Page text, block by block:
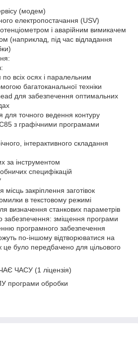
(модем)
електропостачання (USV)
і аварійним вимикачем
(наприклад, під час відладання
всіх осях і паралельним
багатоканальної техніки
для забезпечення оптимальних
точного ведення контуру
з графічними програмами
інтерактивного складання
за інструментом
специфікацій
закріплення заготівок
в текстовому режимі
визначення станкових параметрів
забезпечення: зміщення програми
програмного забезпечення
по-іншому відтворюватися на
це було передбачено для цільового
ЧАСУ (1 ліцензія)
програми обробки